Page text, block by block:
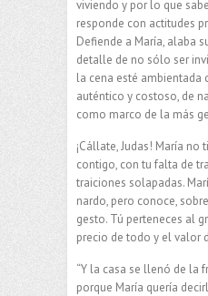
viviendo y por lo que
responde con actitudes
Defiende a María, alaba
detalle de no sólo ser
la cena esté ambientada
auténtico y costoso, de
como marco de la más
¡Cállate, Judas! María no
contigo, con tu falta de
traiciones solapadas.
nardo, pero conoce,
gesto. Tú perteneces al
precio de todo y el valor
“Y la casa se llenó de la
porque María quería